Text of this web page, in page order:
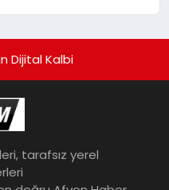
Dijital Kalbi
tarafsız yerel